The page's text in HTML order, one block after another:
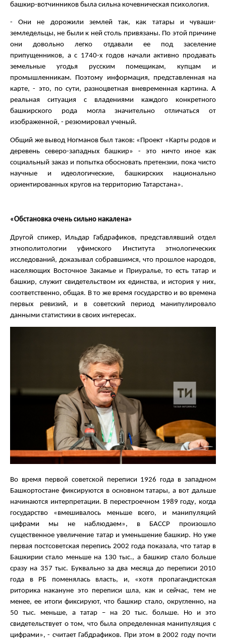
башкир-вотчинников была сильна кочевническая психология.
- Они не дорожили землей так, как татары и чуваши-
земледельцы, не были к ней столь привязаны. По этой причине
они довольно легко отдавали ее под заселение
припущенников, а с 1740-х годов начали активно продавать
земельные угодья русским помещикам, купцам и
промышленникам. Поэтому информация, представленная на
карте, - это, по сути, разноцветная вневременная картина. А
реальная ситуация с владениями каждого конкретного
башкирского рода могла значительно отличаться от
изображенной, - резюмировал ученый.
Общий же вывод Ногманов был таков: «Проект «Карты родов и
деревень северо-западных башкир» - это ничто иное как
социальный заказ и попытка обосновать претензии, пока чисто
научные и идеологические, башкирских национально
ориентированных кругов на территорию Татарстана».
«Обстановка очень сильно накалена»
Другой спикер, Ильдар Габдрафиков, представлявший отдел
этнополитологии уфимского Института этнологических
исследований, доказывал собравшимся, что прошлое народов,
населяющих Восточное Закамье и Приуралье, то есть татар и
башкир, служит свидетельством их единства, и история у них,
соответственно, общая. В то же время государство и во времена
первых ревизий, и в советский период манипулировало
данными статистики в своих интересах.
Во время первой советской переписи 1926 года в западном
Башкортостане фиксируются в основном татары, а вот дальше
начинаются интерпретации. В перестроечном 1989 году, когда
государство «вмешивалось меньше всего, и манипуляций
цифрами мы не наблюдаем», в БАССР произошло
существенное увеличение татар и уменьшение башкир. Но уже
первая постсоветская перепись 2002 года показала, что татар в
Башкирии стало меньше на 130 тыс., а башкир стало больше
сразу на 357 тыс. Буквально за два месяца до переписи 2010
года в РБ поменялась власть, и, «хотя пропагандистская
риторика накануне это переписи шла, как и сейчас, тем не
менее, ее итоги фиксируют, что башкир стало, округленно, на
50 тыс. меньше, а татар – на 20 тыс. больше. Но и это
свидетельствует о том, что была определенная манипуляция с
цифрами», - считает Габдрафиков. При этом в 2002 году почти